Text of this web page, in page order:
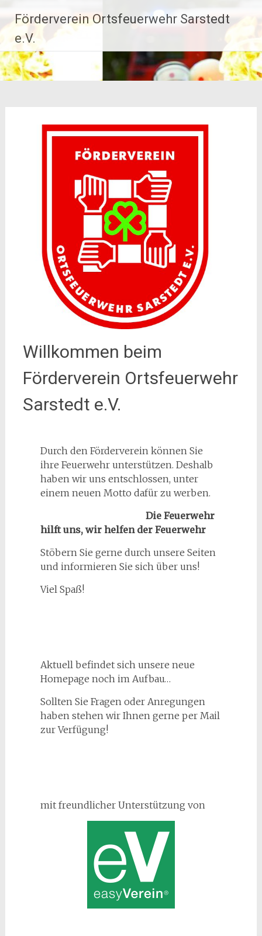
Inhalt
springen
Förderverein Ortsfeuerwehr Sarstedt
e.V.
Willkommen beim
Förderverein Ortsfeuerwehr
Sarstedt e.V.
Durch den Förderverein können Sie
ihre Feuerwehr unterstützen. Deshalb
haben wir uns entschlossen, unter
einem neuen Motto dafür zu werben.
Die Feuerwehr
hilft uns, wir helfen der Feuerwehr
Stöbern Sie gerne durch unsere Seiten
und informieren Sie sich über uns!
Viel Spaß!
Aktuell befindet sich unsere neue
Homepage noch im Aufbau…
Sollten Sie Fragen oder Anregungen
haben stehen wir Ihnen gerne per Mail
zur Verfügung!
mit freundlicher Unterstützung von